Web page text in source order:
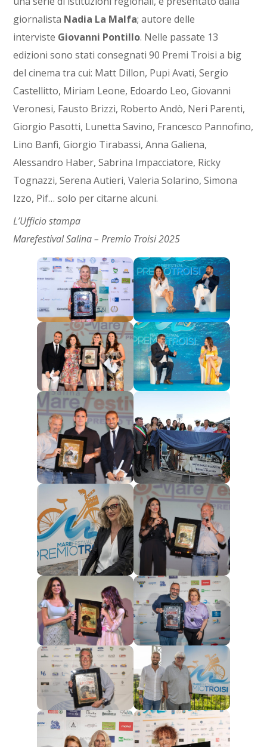
giornalista Nadia La Malfa; autore delle
interviste Giovanni Pontillo. Nelle passate 13
edizioni sono stati consegnati 90 Premi Troisi a big
del cinema tra cui: Matt Dillon, Pupi Avati, Sergio
Castellitto, Miriam Leone, Edoardo Leo, Giovanni
Veronesi, Fausto Brizzi, Roberto Andò, Neri Parenti,
Giorgio Pasotti, Lunetta Savino, Francesco Pannofino,
Lino Banfi, Giorgio Tirabassi, Anna Galiena,
Alessandro Haber, Sabrina Impacciatore, Ricky
Tognazzi, Serena Autieri, Valeria Solarino, Simona
Izzo, Pif… solo per citarne alcuni.
L’Ufficio stampa
Marefestival Salina – Premio Troisi 2025